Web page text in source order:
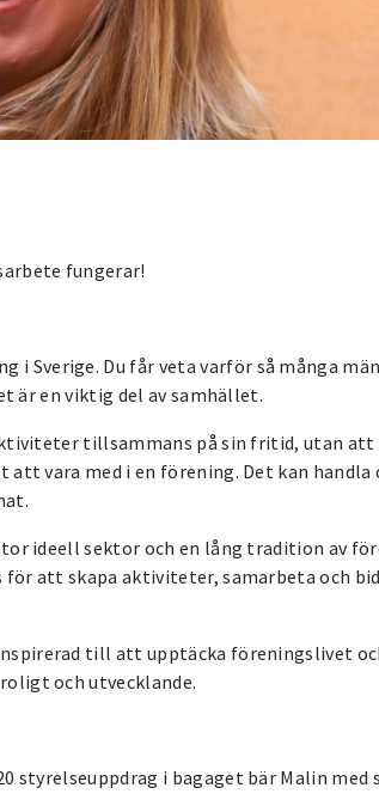
fungerar!
i Sverige. Du får veta varför så många
är en viktig del av samhället.
tillsammans på sin fritid, utan att
vara med i en förening. Det kan handla
ideell sektor och en lång tradition av
för att skapa aktiviteter, samarbeta och
till att upptäcka föreningslivet
och utvecklande.
styrelseuppdrag i bagaget bär Malin med